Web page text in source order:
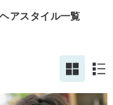
アスタイル一覧